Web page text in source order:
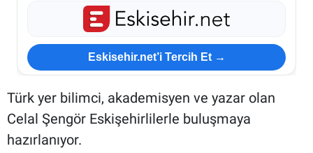
Eskisehir.net’i Tercih Et →
Türk yer bilimci, akademisyen ve yazar olan
Celal Şengör Eskişehirlilerle buluşmaya
hazırlanıyor.